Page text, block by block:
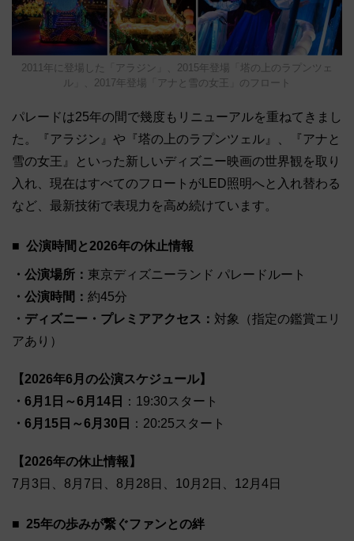
2011年に登場した「アラジン」、2015年登場「塔の上のラプンツェ
ル」、2017年登場「アナと雪の女王」のフロート
パレードは25年の間で幾度もリニューアルを重ねてきまし
た。『アラジン』や『塔の上のラプンツェル』、『アナと
雪の女王』といった新しいディズニー映画の世界観を取り
入れ、現在はすべてのフロートがLED照明へと入れ替わる
など、最新技術で表現力を高め続けています。
公演時間と2026年の休止情報
・公演場所： 東京ディズニーランド パレードルート
・公演時間： 約45分
・ディズニー・プレミアアクセス： 対象（指定の鑑賞エリ
アあり）
【2026年6月の公演スケジュール】
・6月1日～6月14日
：19:30スタート
・6月15日～6月30日
：20:25スタート
【2026年の休止情報】
7月3日、8月7日、8月28日、10月2日、12月4日
25年の歩みが繋ぐファンとの絆